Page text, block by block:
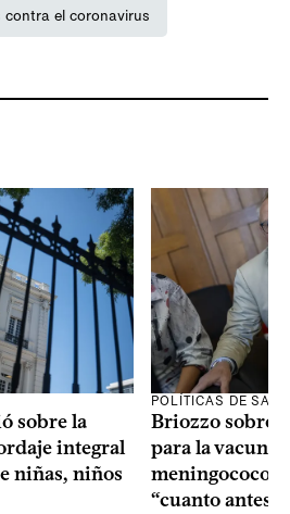
contra el coronavirus
sobre la
integral
niñas, niños
POLÍTICAS DE
Briozzo sobre
para la vacuna
meningococo:
“cuanto antes